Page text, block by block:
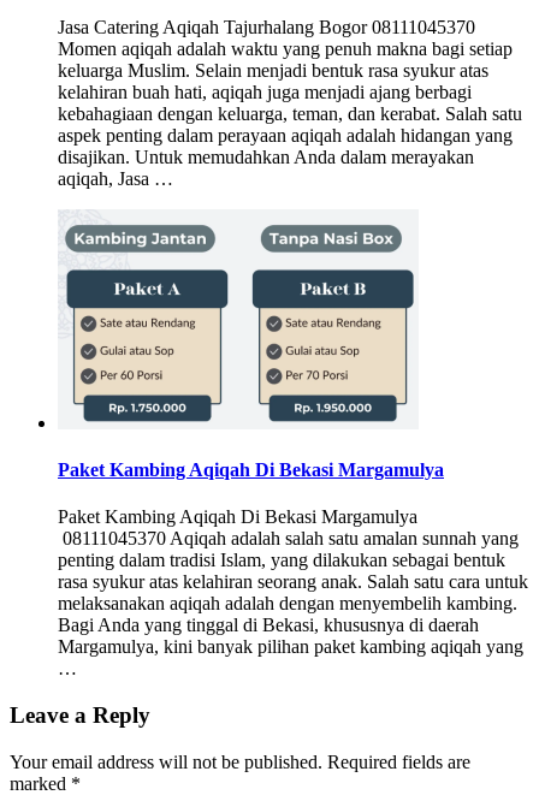
Jasa Catering Aqiqah Tajurhalang Bogor 08111045370
Momen aqiqah adalah waktu yang penuh makna bagi setiap
keluarga Muslim. Selain menjadi bentuk rasa syukur atas
kelahiran buah hati, aqiqah juga menjadi ajang berbagi
kebahagiaan dengan keluarga, teman, dan kerabat. Salah satu
aspek penting dalam perayaan aqiqah adalah hidangan yang
disajikan. Untuk memudahkan Anda dalam merayakan
aqiqah, Jasa …
Paket Kambing Aqiqah Di Bekasi Margamulya
Paket Kambing Aqiqah Di Bekasi Margamulya
08111045370 Aqiqah adalah salah satu amalan sunnah yang
penting dalam tradisi Islam, yang dilakukan sebagai bentuk
rasa syukur atas kelahiran seorang anak. Salah satu cara untuk
melaksanakan aqiqah adalah dengan menyembelih kambing.
Bagi Anda yang tinggal di Bekasi, khususnya di daerah
Margamulya, kini banyak pilihan paket kambing aqiqah yang
…
Leave a Reply
Your email address will not be published. Required fields are
marked *